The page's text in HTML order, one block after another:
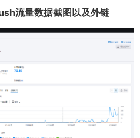
流量数据截图以及外链